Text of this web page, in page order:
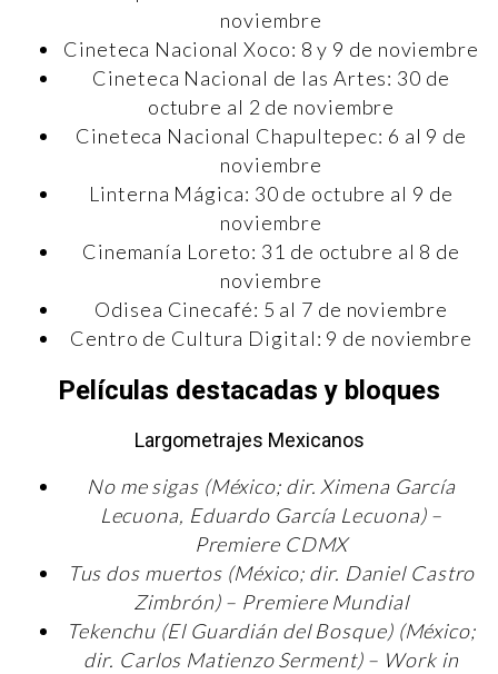
noviembre
Cineteca Nacional Xoco: 8 y 9 de noviembre
Cineteca Nacional de las Artes: 30 de
octubre al 2 de noviembre
Cineteca Nacional Chapultepec: 6 al 9 de
noviembre
Linterna Mágica: 30 de octubre al 9 de
noviembre
Cinemanía Loreto: 31 de octubre al 8 de
noviembre
Odisea Cinecafé: 5 al 7 de noviembre
Centro de Cultura Digital: 9 de noviembre
Películas destacadas y bloques
Largometrajes Mexicanos
No me sigas (México; dir. Ximena García
Lecuona, Eduardo García Lecuona) –
Premiere CDMX
Tus dos muertos (México; dir. Daniel Castro
Zimbrón) – Premiere Mundial
Tekenchu (El Guardián del Bosque) (México;
dir. Carlos Matienzo Serment) – Work in